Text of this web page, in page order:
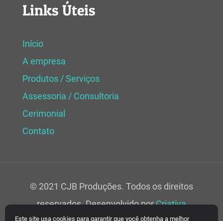
Este site usa cookies para garantir que você obtenha a melhor
Links Úteis
Início
A empresa
Produtos / Serviços
Assessoria / Consultoria
Cerimonial
Contato
© 2021 CJB Produções. Todos os direitos
reservados. Desenvolvido porCriativa